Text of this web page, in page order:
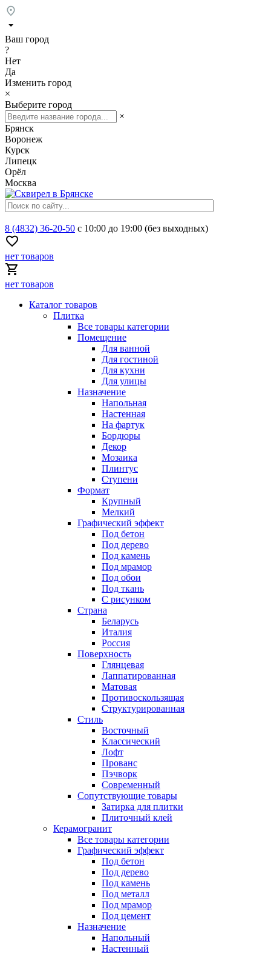
Ваш город
?
Нет
Да
Изменить город
×
Выберите город
×
Брянск
Воронеж
Курск
Липецк
Орёл
Москва
8 (4832) 36-20-50 с 10:00 до 19:00 (без выходных)
нет товаров
нет товаров
Каталог товаров
Плитка
Все товары категории
Помещение
Для ванной
Для гостиной
Для кухни
Для улицы
Назначение
Напольная
Настенная
На фартук
Бордюры
Декор
Мозаика
Плинтус
Ступени
Формат
Крупный
Мелкий
Графический эффект
Под бетон
Под дерево
Под камень
Под мрамор
Под обои
Под ткань
С рисунком
Страна
Беларусь
Италия
Россия
Поверхность
Глянцевая
Лаппатированная
Матовая
Противоскользящая
Структурированная
Стиль
Восточный
Классический
Лофт
Прованс
Пэчворк
Современный
Сопутствующие товары
Затирка для плитки
Плиточный клей
Керамогранит
Все товары категории
Графический эффект
Под бетон
Под дерево
Под камень
Под металл
Под мрамор
Под цемент
Назначение
Напольный
Настенный